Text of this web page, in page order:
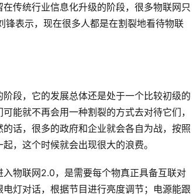
传统行业信息化升级的阶段，很多物联网只
锋表示，现在很多人都是在割裂地看待物联
段，它的发展总体还是处于一个比较初级的
能就不再会用一种割裂的方式去对待它们，
话，很多的政府和企业就会各自为战，按照
，这个时候就会出现很大的浪费。
物联网2.0，是需要每个物真正具备互联对
灯对话，根据节目进行亮度调节；电源能跟